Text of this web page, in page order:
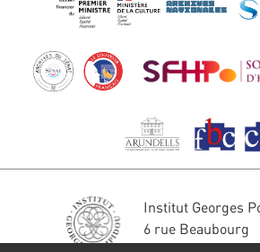
Institut Georges
6 rue Beaubourg